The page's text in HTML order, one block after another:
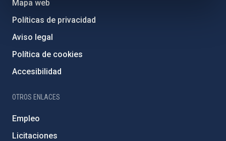
Mapa web
Políticas de privacidad
Aviso legal
Política de cookies
Accesibilidad
OTROS ENLACES
Empleo
Licitaciones